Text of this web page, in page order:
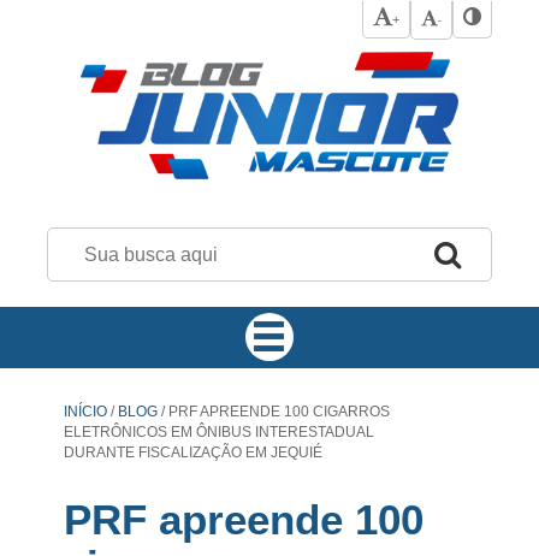
+ -
INÍCIO / BLOG /PRF APREENDE 100 CIGARROS
ELETRÔNICOS EM ÔNIBUS INTERESTADUAL
DURANTE FISCALIZAÇÃO EM JEQUIÉ
PRF apreende 100